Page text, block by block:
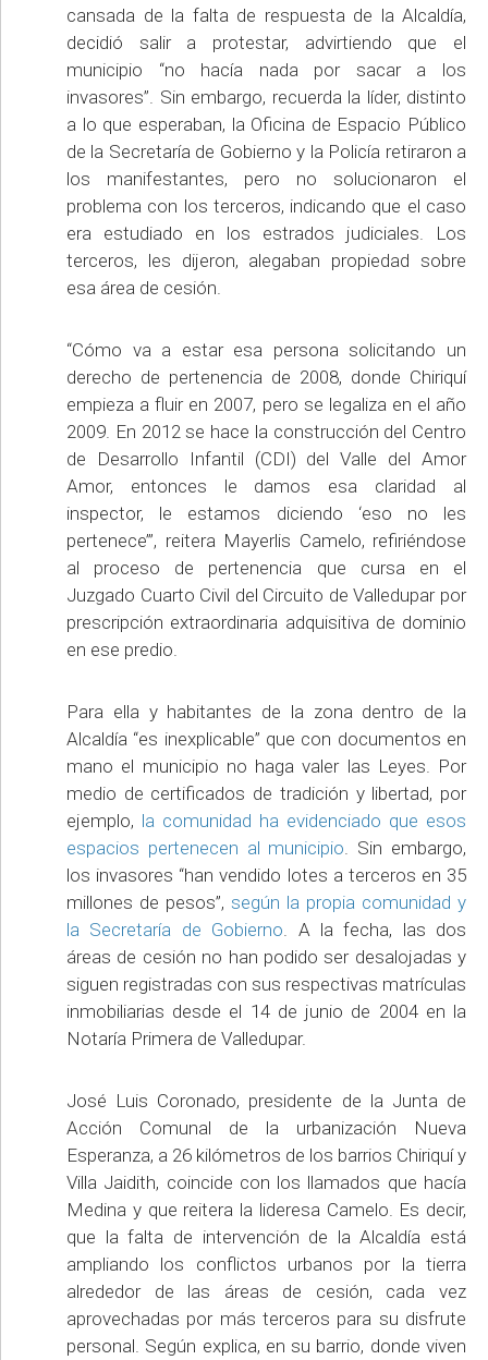
cansada de la falta de respuesta de la Alcaldía,
decidió salir a protestar, advirtiendo que el
municipio “no hacía nada por sacar a los
invasores”. Sin embargo, recuerda la líder, distinto
a lo que esperaban, la Oficina de Espacio Público
de la Secretaría de Gobierno y la Policía retiraron a
los manifestantes, pero no solucionaron el
problema con los terceros, indicando que el caso
era estudiado en los estrados judiciales. Los
terceros, les dijeron, alegaban propiedad sobre
esa área de cesión.
“Cómo va a estar esa persona solicitando un
derecho de pertenencia de 2008, donde Chiriquí
empieza a fluir en 2007, pero se legaliza en el año
2009. En 2012 se hace la construcción del Centro
de Desarrollo Infantil (CDI) del Valle del Amor
Amor, entonces le damos esa claridad al
inspector, le estamos diciendo ‘eso no les
pertenece’”, reitera Mayerlis Camelo, refiriéndose
al proceso de pertenencia que cursa en el
Juzgado Cuarto Civil del Circuito de Valledupar por
prescripción extraordinaria adquisitiva de dominio
en ese predio.
Para ella y habitantes de la zona dentro de la
Alcaldía “es inexplicable” que con documentos en
mano el municipio no haga valer las Leyes. Por
medio de certificados de tradición y libertad, por
ejemplo, la comunidad ha evidenciado que esos
espacios pertenecen al municipio . Sin embargo,
los invasores “han vendido lotes a terceros en 35
millones de pesos”, según la propia comunidad y
la Secretaría de Gobierno . A la fecha, las dos
áreas de cesión no han podido ser desalojadas y
siguen registradas con sus respectivas matrículas
inmobiliarias desde el 14 de junio de 2004 en la
Notaría Primera de Valledupar.
José Luis Coronado, presidente de la Junta de
Acción Comunal de la urbanización Nueva
Esperanza, a 26 kilómetros de los barrios Chiriquí y
Villa Jaidith, coincide con los llamados que hacía
Medina y que reitera la lideresa Camelo. Es decir,
que la falta de intervención de la Alcaldía está
ampliando los conflictos urbanos por la tierra
alrededor de las áreas de cesión, cada vez
aprovechadas por más terceros para su disfrute
personal. Según explica, en su barrio, donde viven